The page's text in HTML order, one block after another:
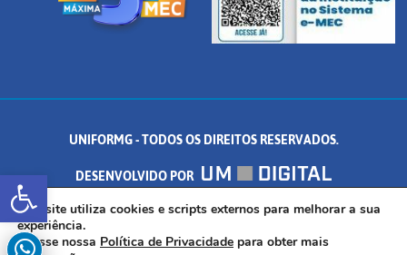
Abrir a barra de ferramentas
UNIFORMG - TODOS OS DIREITOS RESERVADOS.
DESENVOLVIDO POR
AV. DR. ARNALDO DE SENNA, 328 - PALMEIRAS, FORMIGA/MG - CEP:
35.574.530
Este site utiliza cookies e scripts externos para melhorar a sua
experiência.
Acesse nossa Política de Privacidade para obter mais